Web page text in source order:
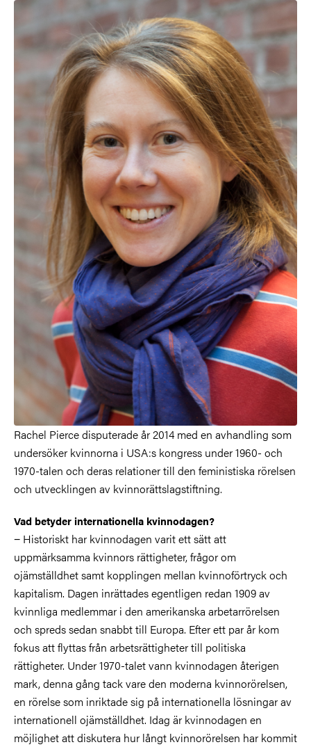
Rachel Pierce disputerade år 2014 med en avhandling som
undersöker kvinnorna i USA:s kongress under 1960- och
1970-talen och deras relationer till den feministiska rörelsen
och utvecklingen av kvinnorättslagstiftning.
Vad betyder internationella kvinnodagen?
− Historiskt har kvinnodagen varit ett sätt att
uppmärksamma kvinnors rättigheter, frågor om
ojämställdhet samt kopplingen mellan kvinnoförtryck och
kapitalism. Dagen inrättades egentligen redan 1909 av
kvinnliga medlemmar i den amerikanska arbetarrörelsen
och spreds sedan snabbt till Europa. Efter ett par år kom
fokus att flyttas från arbetsrättigheter till politiska
rättigheter. Under 1970-talet vann kvinnodagen återigen
mark, denna gång tack vare den moderna kvinnorörelsen,
en rörelse som inriktade sig på internationella lösningar av
internationell ojämställdhet. Idag är kvinnodagen en
möjlighet att diskutera hur långt kvinnorörelsen har kommit